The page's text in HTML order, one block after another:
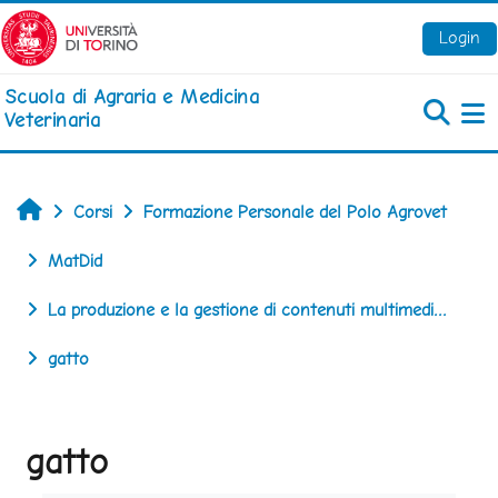
Vai al contenuto principale
Login
Scuola di Agraria e Medicina
Veterinaria
Home
Corsi Formazione Personale del Polo Agrovet
MatDid
La produzione e la gestione di contenuti multimedi...
gatto
gatto